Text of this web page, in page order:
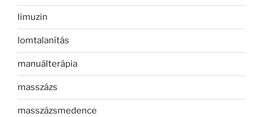
limuzin
lomtalanítás
manuálterápia
masszázs
masszázsmedence